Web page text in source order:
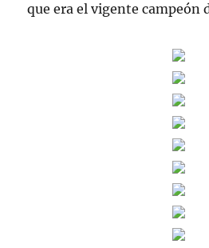
que era el vigente campeón